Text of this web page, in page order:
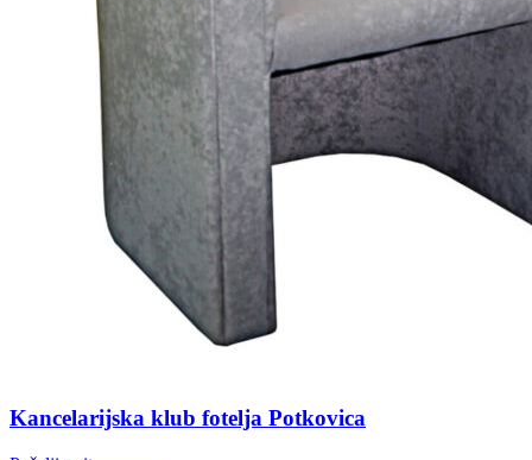
Kancelarijska klub fotelja Potkovica